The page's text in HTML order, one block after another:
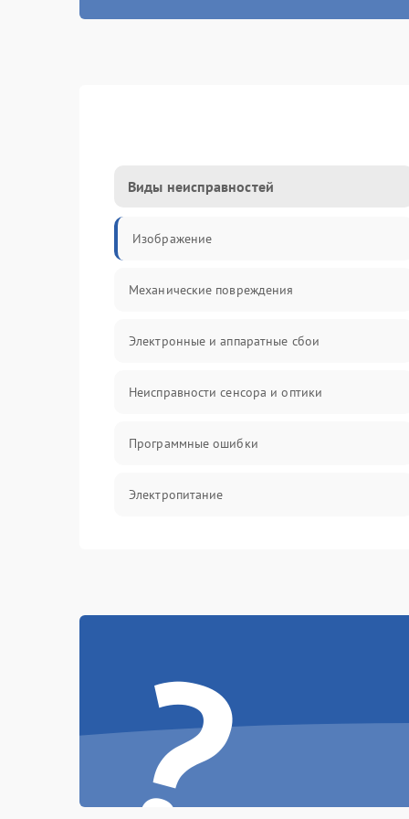
Виды неисправностей
Изображение
Механические повреждения
Электронные и аппаратные сбои
Неисправности сенсора и оптики
Программные ошибки
Электропитание
Температурные проблемы
Сбои коммуникаций и интерфейсов
Программные сбои
?